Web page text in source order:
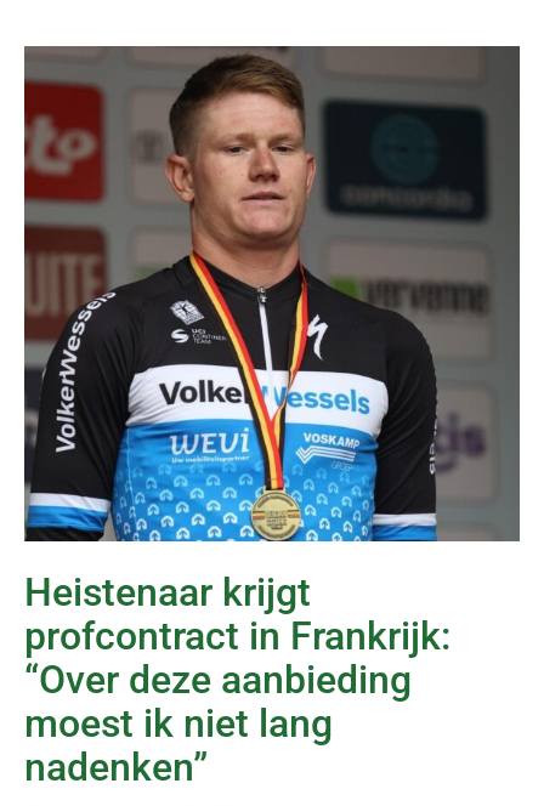
Heistenaar krijgt
profcontract in Frankrijk:
“Over deze aanbieding
moest ik niet lang
nadenken”